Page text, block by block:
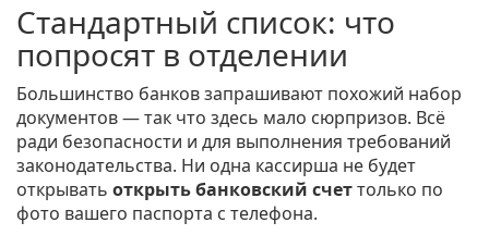
Стандартный список: что
попросят в отделении
Большинство банков запрашивают похожий набор
документов — так что здесь мало сюрпризов. Всё
ради безопасности и для выполнения требований
законодательства. Ни одна кассирша не будет
открывать открыть банковский счеттолько по
фото вашего паспорта с телефона.